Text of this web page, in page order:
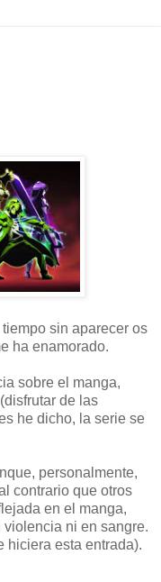
sin aparecer os
ha enamorado.
sobre el manga,
de las
he dicho, la serie se
personalmente,
contrario que otros
en el manga,
ni en sangre.
hiciera esta entrada).